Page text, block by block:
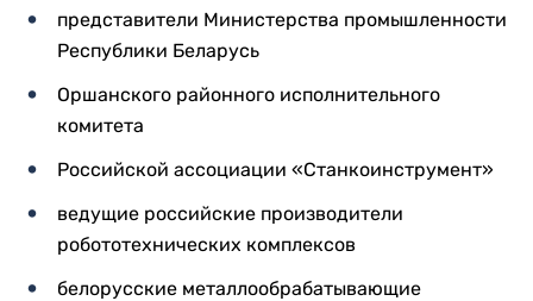
представители Министерства промышленности
Республики Беларусь
Оршанского районного исполнительного
комитета
Российской ассоциации «Станкоинструмент»
ведущие российские производители
робототехнических комплексов
белорусские металлообрабатывающие